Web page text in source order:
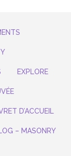
EXPLORE
D’ACCUEIL
– MASONRY